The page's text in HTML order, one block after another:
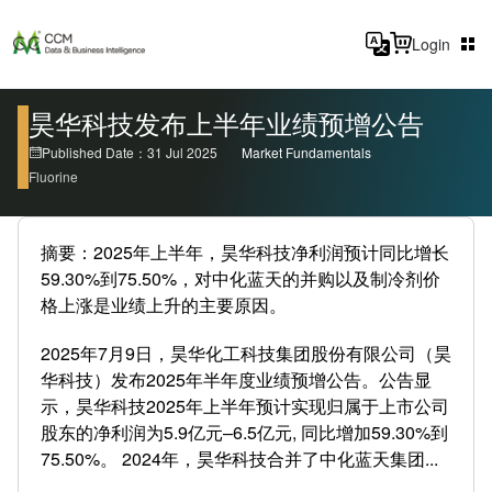
Login
昊华科技发布上半年业绩预增公告
Published Date：31 Jul 2025
Market Fundamentals
Fluorine
摘要：2025年上半年，昊华科技净利润预计同比增长
59.30%到75.50%，对中化蓝天的并购以及制冷剂价
格上涨是业绩上升的主要原因。
2025年7月9日，昊华化工科技集团股份有限公司（昊
华科技）发布2025年半年度业绩预增公告。公告显
示，昊华科技2025年上半年预计实现归属于上市公司
股东的净利润为5.9亿元–6.5亿元, 同比增加59.30%到
75.50%。 2024年，昊华科技合并了中化蓝天集团...